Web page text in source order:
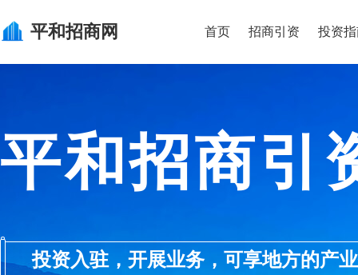
平和招商网 首页 招商引资 投资
平和招商引
投资入驻，开展业务，可享地方的产